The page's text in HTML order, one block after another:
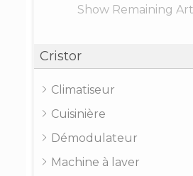
Show Remaining
Cristor
Climatiseur
Cuisinière
Démodulateur
Machine à laver